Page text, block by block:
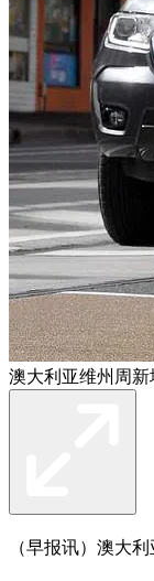
澳大利亚维州周新
（早报讯）澳大